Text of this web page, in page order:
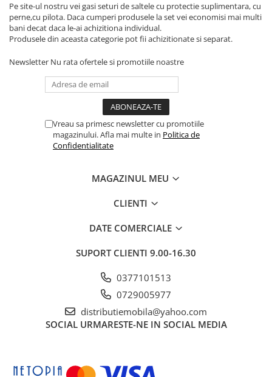
Pe site-ul nostru vei gasi seturi de saltele cu protectie suplimentara, cu
perne,cu pilota. Daca cumperi produsele la set vei economisi mai multi
bani decat daca le-ai achizitiona individual.
Produsele din aceasta categorie pot fii achizitionate si separat.
Newsletter Nu rata ofertele si promotiile noastre
Vreau sa primesc newsletter cu promotiile
magazinului. Afla mai multe in Politica de
Confidentialitate
MAGAZINUL MEU
CLIENTI
DATE COMERCIALE
SUPORT CLIENTI 9.00-16.30
0377101513
0729005977
distributiemobila@yahoo.com
SOCIAL URMARESTE-NE IN SOCIAL MEDIA